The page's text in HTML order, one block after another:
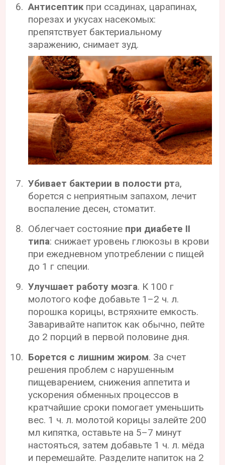
Антисептикпри ссадинах, царапинах,
порезах и укусах насекомых:
препятствует бактериальному
заражению, снимает зуд.
Убивает бактерии в полости рта,
борется с неприятным запахом, лечит
воспаление десен, стоматит.
Облегчает состояние при диабете II
типа: снижает уровень глюкозы в крови
при ежедневном употреблении с пищей
до 1 г специи.
Улучшает работу мозга. К 100 г
молотого кофе добавьте 1–2 ч. л.
порошка корицы, встряхните емкость.
Заваривайте напиток как обычно, пейте
до 2 порций в первой половине дня.
Борется с лишним жиром. За счет
решения проблем с нарушенным
пищеварением, снижения аппетита и
ускорения обменных процессов в
кратчайшие сроки помогает уменьшить
вес. 1 ч. л. молотой корицы залейте 200
мл кипятка, оставьте на 5–7 минут
настояться, затем добавьте 1 ч. л. мёда
и перемешайте. Разделите напиток на 2